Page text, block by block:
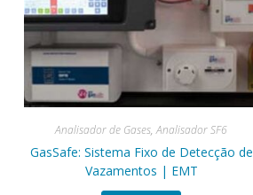
Analisador de Gases,Analisador SF6
GasSafe: Sistema Fixo de Detecção de
Vazamentos | EMT